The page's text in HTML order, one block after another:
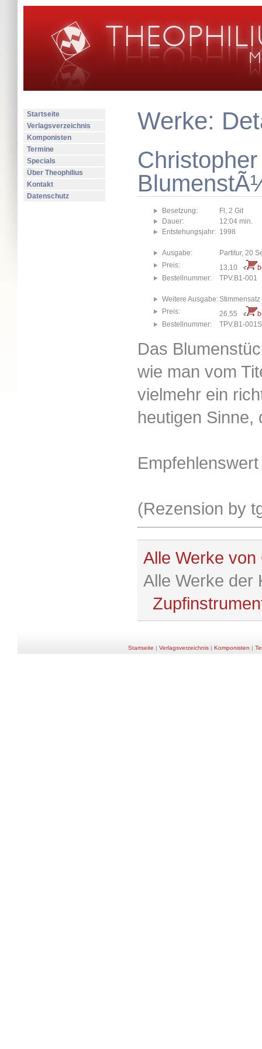
Startseite
Verlagsverzeichnis
Komponisten
Termine
Specials
Über Theophilius
Kontakt
Datenschutz
Werke:
Besetzung:
Fl, 2 Git
Dauer:
12:04 min.
Entstehungsjahr: 1998
Ausgabe:
Partitur, 20
Preis:
13,10
Bestellnummer:
TPV.B1-001
Weitere Ausgabe:
Preis:
26,55
Bestellnummer:
TPV.B1-001S
Das
wie man vom
vielmehr ein
heutigen Sinne,
(Rezension by
Alle Werke
Alle Werke
Startseite | Verlagsverzeichnis| Komponisten |